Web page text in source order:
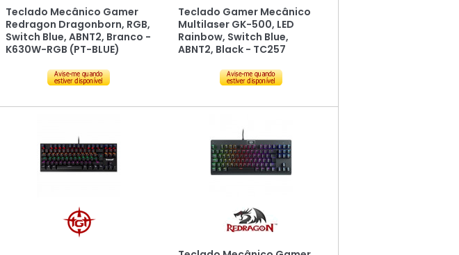
Teclado Mecânico Gamer
Redragon Dragonborn, RGB,
Switch Blue, ABNT2, Branco -
K630W-RGB (PT-BLUE)
Teclado Gamer Mecânico
Multilaser GK-500, LED
Rainbow, Switch Blue,
ABNT2, Black - TC257